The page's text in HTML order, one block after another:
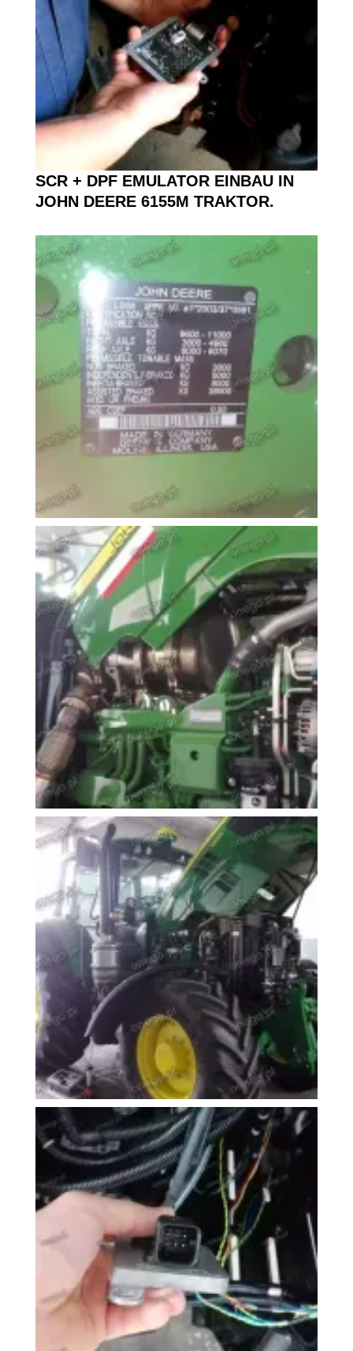
SCR + DPFEMULATOR EINBAU IN
JOHN DEERE 6155M TRAKTOR.